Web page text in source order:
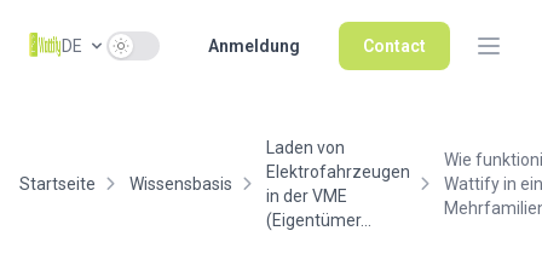
DE Use setting Anmeldung Contact
Startseite Wissensbasis
Laden von
Elektrofahrzeugen
in der VME
(Eigentümer...
Wie
Wattify in